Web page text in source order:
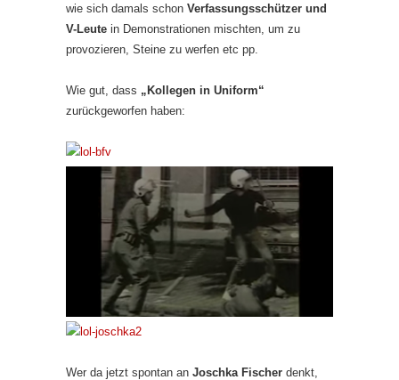
wie sich damals schon Verfassungsschützer und
V-Leute in Demonstrationen mischten, um zu
provozieren, Steine zu werfen etc pp.
Wie gut, dass „Kollegen in Uniform“
zurückgeworfen haben:
Wer da jetzt spontan an Joschka Fischer denkt,